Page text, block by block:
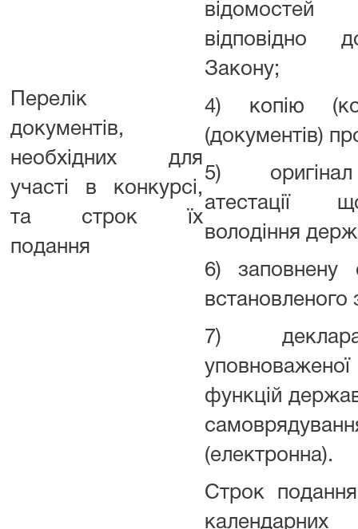
Перелік
документів,
необхідних для
участі в конкурсі,
та строк їх
подання
відомостей
відповідно
Закону;
4) копію
(документів)
5)
атестації
володіння
6) заповнену
встановленого
7)
функцій
(електронна).
Строк